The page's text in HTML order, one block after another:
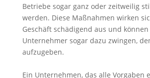
Betriebe sogar ganz oder zeitweilig
werden. Diese Maßnahmen wirken
Geschäft schädigend aus und
Unternehmer sogar dazu zwingen,
aufzugeben.
Ein Unternehmen, das alle Vorgaben